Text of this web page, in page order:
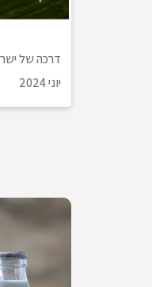
דרכה של
יוני 2024